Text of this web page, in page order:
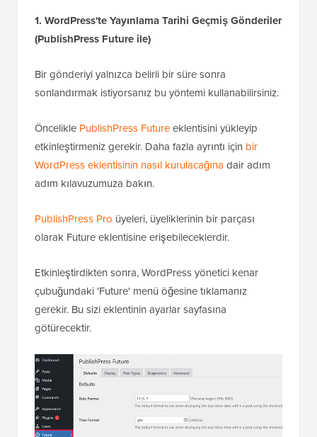
1. WordPress'te Yayınlama Tarihi Geçmiş Gönderiler
(PublishPress Future ile)
Bir gönderiyi yalnızca belirli bir süre sonra
sonlandırmak istiyorsanız bu yöntemi kullanabilirsiniz.
Öncelikle PublishPress Futureeklentisini yükleyip
etkinleştirmeniz gerekir. Daha fazla ayrıntı için bir
WordPress eklentisinin nasıl kurulacağına dair adım
adım kılavuzumuza bakın.
PublishPress Pro üyeleri, üyeliklerinin bir parçası
olarak Future eklentisine erişebileceklerdir.
Etkinleştirdikten sonra, WordPress yönetici kenar
çubuğundaki 'Future' menü öğesine tıklamanız
gerekir. Bu sizi eklentinin ayarlar sayfasına
götürecektir.